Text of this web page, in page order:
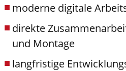
moderne digitale
direkte
und Montage
langfristige